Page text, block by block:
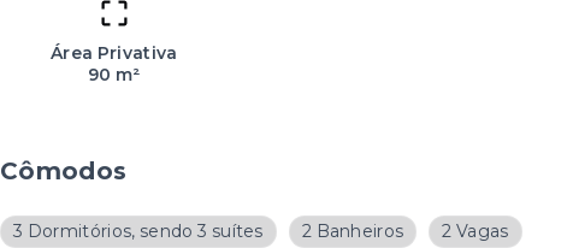
Área Privativa
90 m²
Cômodos
3 Dormitórios, sendo 3 suítes 2 Banheiros 2 Vagas